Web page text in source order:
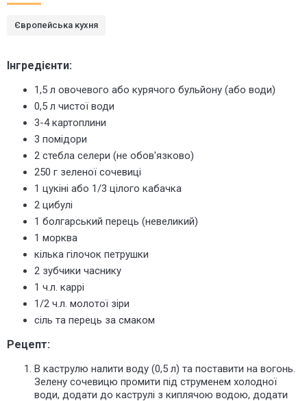
Європейська кухня
Інгредієнти:
1,5 л овочевого або курячого бульйону (або води)
0,5 л чистої води
3-4 картоплини
3 помідори
2 стебла селери (не обов'язково)
250 г зеленої сочевиці
1 цукіні або 1/3 цілого кабачка
2 цибулі
1 болгарський перець (невеликий)
1 морква
кілька гілочок петрушки
2 зубчики часнику
1 ч.л. каррі
1/2 ч.л. молотої зіри
сіль та перець за смаком
Рецепт:
В каструлю налити воду (0,5 л) та поставити на вогонь.
Зелену сочевицю промити під струменем холодної
води, додати до каструлі з киплячою водою, додати